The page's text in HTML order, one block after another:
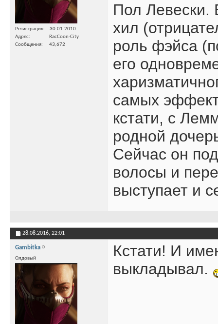
Регистрация
30.01.2010
Адрес
RacCoon-City
Сообщения
43,672
Пол Левески.
хил
роль фэйса
его
самых
кстати, с
родной
Сейчас он
волосы и
выступает и
28.08.2016, 22:01
Gambitka
Олдовый
Кстати! И
выкладывал.